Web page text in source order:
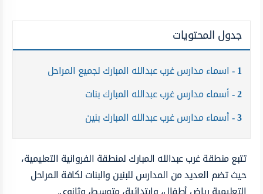
جدول المحتويات
1 اسماء مدارس غرب عبدالله المبارك لجميع المراحل
2 أسماء مدارس غرب عبدالله المبارك بنات
3 أسماء مدارس غرب عبدالله المبارك بنين
تتبع منطقة غرب عبدالله المبارك لمنطقة الفروانية التعليمية،
حيث تضم العديد من المدارس للبنين والبنات لكافة المراحل